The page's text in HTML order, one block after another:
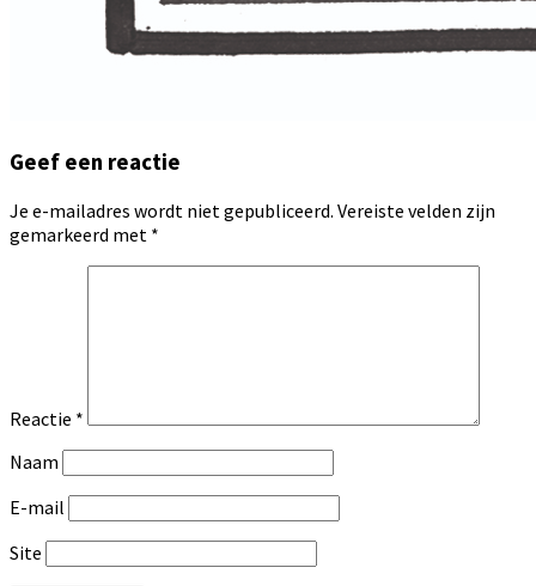
Geef een reactie
Je e-mailadres wordt niet gepubliceerd. Vereiste velden zijn
gemarkeerd met *
Reactie *
Naam
E-mail
Site